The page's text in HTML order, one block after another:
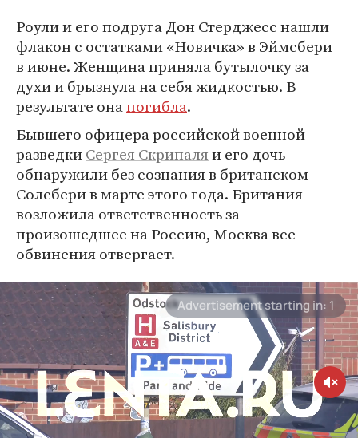
Роули и его подруга Дон Стерджесс нашли
флакон с остатками «Новичка» в Эймсбери
в июне. Женщина приняла бутылочку за
духи и брызнула на себя жидкостью. В
результате онапогибла.
Бывшего офицера российской военной
разведкиСергея Скрипаляи его дочь
обнаружили без сознания в британском
Солсбери в марте этого года. Британия
возложила ответственность за
произошедшее на Россию, Москва все
обвинения отвергает.